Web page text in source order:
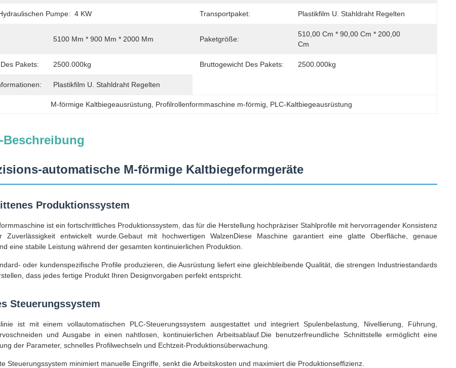
Pumpe: 4 KW Transportpaket: Plastikfilm U. Stahldraht Regelten
5100 Mm * 900 Mm * 2000 Mm Paketgröße:
510,00 Cm * 90,00 Cm * 200,00
Cm
Pakets: 2500.000kg Bruttogewicht Des Pakets: 2500.000kg
Plastikfilm U. Stahldraht Regelten
M-förmige Kaltbiegeausrüstung Profilrollenformmaschine m-förmig PLC-Kaltbiegeausrüstung
automatische M-förmige Kaltbiegeformgeräte
Produktionssystem
ist ein fortschrittliches Produktionssystem, das für die Herstellung hochpräziser Stahlprofile mit hervorragender Konsistenz
Zuverlässigkeit entwickelt wurde.Gebaut mit hochwertigen WalzenDiese Maschine garantiert eine glatte Oberfläche, genaue
eine stabile Leistung während der gesamten kontinuierlichen Produktion.
oder kundenspezifische Profile produzieren, die Ausrüstung liefert eine gleichbleibende Qualität, die strengen Industriestandards
dass jedes fertige Produkt Ihren Designvorgaben perfekt entspricht.
Steuerungssystem
ist mit einem vollautomatischen PLC-Steuerungssystem ausgestattet und integriert Spulenbelastung, Nivellierung, Führung,
und Ausgabe in einen nahtlosen, kontinuierlichen Arbeitsablauf.Die benutzerfreundliche Schnittstelle ermöglicht eine
der Parameter, schnelles Profilwechseln und Echtzeit-Produktionsüberwachung.
Steuerungssystem minimiert manuelle Eingriffe, senkt die Arbeitskosten und maximiert die Produktionseffizienz.